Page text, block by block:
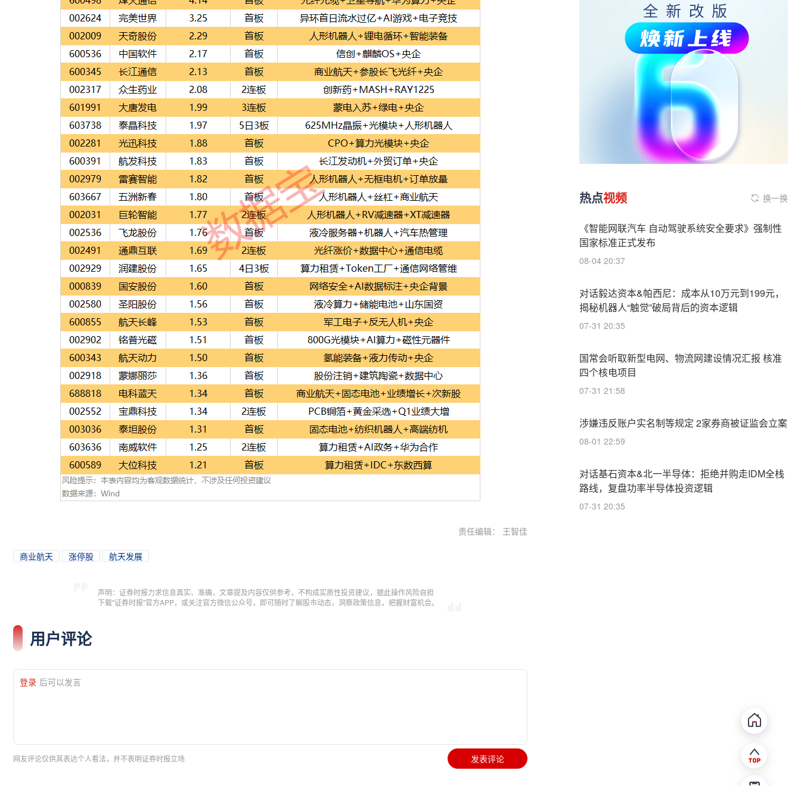
责任编辑： 王智佳
商业航天 涨停股 航天发展
声明：证券时报力求信息真实、准确，文章提及内容仅供参考，不构成实质性投资建议，据此操作风险自担
下载"证券时报"官方APP，或关注官方微信公众号，即可随时了解股市动态，洞察政策信息，把握财富机会。
用户评论
登录 后可以发言
网友评论仅供其表达个人看法，并不表明证券时报立场 发表评论
热点视频 换一换
《智能网联汽车 自动驾驶系统安全要求》强制性
国家标准正式发布
08-04 20:37
对话毅达资本&帕西尼：成本从10万元到199元，
揭秘机器人“触觉”破局背后的资本逻辑
07-31 20:35
国常会听取新型电网、物流网建设情况汇报 核准
四个核电项目
07-31 21:58
涉嫌违反账户实名制等规定 2家券商被证监会立案
08-01 22:59
对话基石资本&北一半导体：拒绝并购走IDM全栈
路线，复盘功率半导体投资逻辑
07-31 20:35